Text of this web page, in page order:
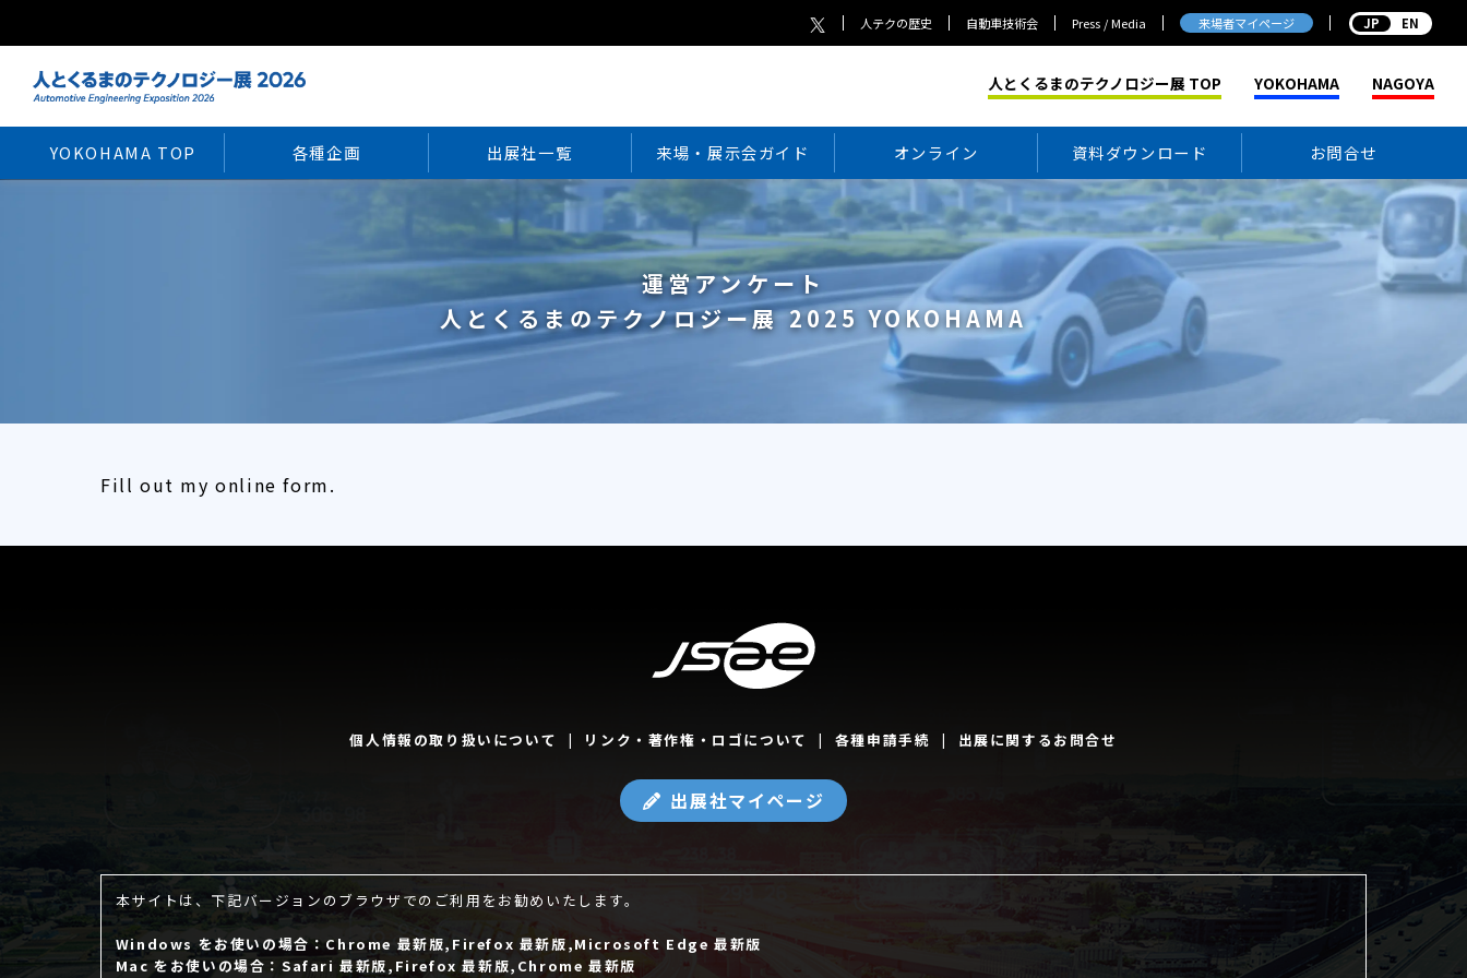
人テクの歴史 自動車技術会 Press / Media 来場者マイページ EN
人とくるまのテクノロジー展 TOP YOKOHAMA NAGOYA
YOKOHAMA TOP 各種企画 出展社一覧 来場・展示会ガイド オンライン 資料ダウンロード お問合せ
運営アンケート
人とくるまのテクノロジー展 2025 YOKOHAMA
Fill out myonline form.
個人情報の取り扱いについて リンク・著作権・ロゴについて 各種申請手続 出展に関するお問合せ
出展社マイページ
本サイトは、下記バージョンのブラウザでのご利用をお勧めいたします。
Windows をお使いの場合：Chrome 最新版,Firefox 最新版,Microsoft Edge 最新版
Mac をお使いの場合：Safari 最新版,Firefox 最新版,Chrome 最新版